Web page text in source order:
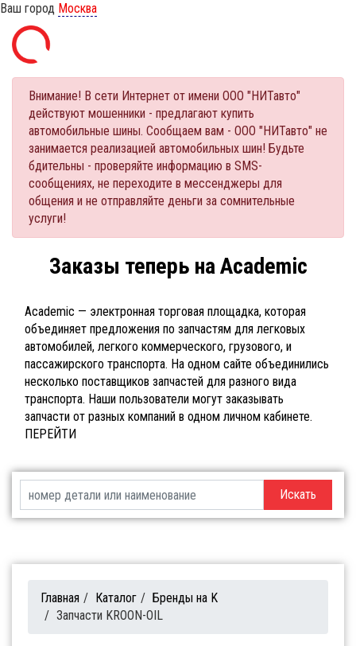
Ваш город Москва
Внимание! В сети Интернет от имени ООО "НИТавто"
действуют мошенники - предлагают купить
автомобильные шины. Сообщаем вам - ООО "НИТавто" не
занимается реализацией автомобильных шин! Будьте
бдительны - проверяйте информацию в SMS-
сообщениях, не переходите в мессенджеры для
общения и не отправляйте деньги за сомнительные
услуги!
Заказы теперь на Academic
Academic — электронная торговая площадка, которая
объединяет предложения по запчастям для легковых
автомобилей, легкого коммерческого, грузового, и
пассажирского транспорта. На одном сайте объединились
несколько поставщиков запчастей для разного вида
транспорта. Наши пользователи могут заказывать
запчасти от разных компаний в одном личном кабинете.
ПЕРЕЙТИ
Искать
Главная / Каталог / Бренды на K
/ Запчасти KROON-OIL